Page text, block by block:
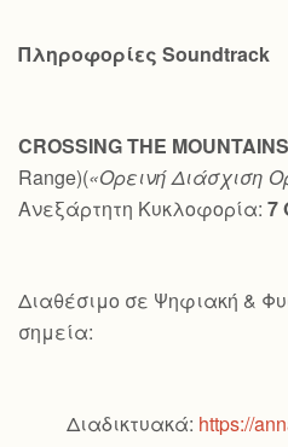
Πληροφορίες Soundtrack
CROSSINGTHE MOUNTAINS
Range)(«Ορεινή Διάσχιση
Ανεξάρτητη Κυκλοφορία: 7
Διαθέσιμο σε Ψηφιακή &
σημεία:
Διαδικτυακά: https://